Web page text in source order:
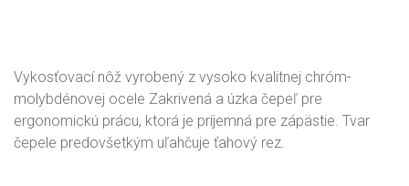
Vykosťovací nôž vyrobený z vysoko kvalitnej chróm-
molybdénovej ocele Zakrivená a úzka čepeľ pre
ergonomickú prácu, ktorá je príjemná pre zápästie. Tvar
čepele predovšetkým uľahčuje ťahový rez.